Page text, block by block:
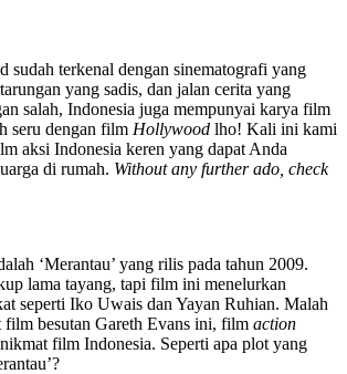
terkenal dengan sinematografi yang
yang sadis, dan jalan cerita yang
salah, Indonesia juga mempunyai karya film
seru dengan film Hollywood lho! Kali ini kami
aksi Indonesia keren yang dapat Anda
di rumah. Without any further ado, check
‘Merantau’ yang rilis pada tahun 2009.
lama tayang, tapi film ini menelurkan
seperti Iko Uwais dan Yayan Ruhian. Malah
film besutan Gareth Evans ini, film action
film Indonesia. Seperti apa plot yang